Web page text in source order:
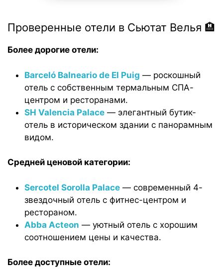
Проверенные отели в Сьютат Велья 🏨
Более дорогие отели:
Barceló Balneario de El Puig — роскошный
отель с собственным термальным СПА-
центром и ресторанами.
SH Valencia Palace — элегантный бутик-
отель в историческом здании с панорамным
видом.
Средней ценовой категории:
Sercotel Sorolla Palace — современный 4-
звездочный отель с фитнес-центром и
рестораном.
Abba Acteon — уютный отель с хорошим
соотношением цены и качества.
Более доступные отели: